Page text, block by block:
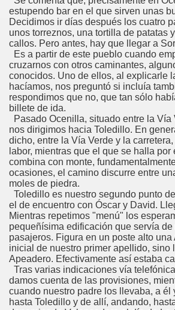
estupendo bar en el que sirven unas
Decidimos ir días después los cuatro
unos torreznos, una tortilla de patatas
callos. Pero antes, hay que llegar a
Es a partir de este pueblo cuando
cruzarnos con otros caminantes,
conocidos. Uno de ellos, al explicarle
hacíamos, nos preguntó si incluía
respondimos que no, que tan sólo
billete de ida.
Pasado Ocenilla, situado entre la Vía
nos dirigimos hacia Toledillo. En
dicho, entre la Vía Verde y la
labor, mientras que el que se halla
combina con monte,
ocasiones, el camino discurre entre
moles de piedra.
Toledillo es nuestro segundo punto
el de encuentro con Óscar y David.
Mientras repetimos "menú" los
pequeñísima edificación que servía
pasajeros. Figura en un poste alto una
inicial de nuestro primer apellido, sino
Apeadero. Efectivamente así estaba
Tras varias indicaciones vía
damos cuenta de las provisiones,
cuando nuestro padre los llevaba, a él
hasta Toledillo y de allí, andando,